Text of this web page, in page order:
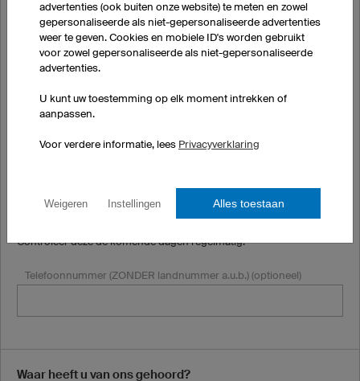
Land*
Controleer deze de komende dagen regelmatig.
Telefoonnummer (ZONDER landnummer a.u.b.) (optioneel)
Waar heeft u van ons gehoord?
advertenties (ook buiten onze website) te meten en zowel
gepersonaliseerde als niet-gepersonaliseerde advertenties
weer te geven. Cookies en mobiele ID's worden gebruikt
voor zowel gepersonaliseerde als niet-gepersonaliseerde
advertenties.
U kunt uw toestemming op elk moment intrekken of
aanpassen.
Voor verdere informatie, lees Privacyverklaring
Weigeren Instellingen Alles toestaan